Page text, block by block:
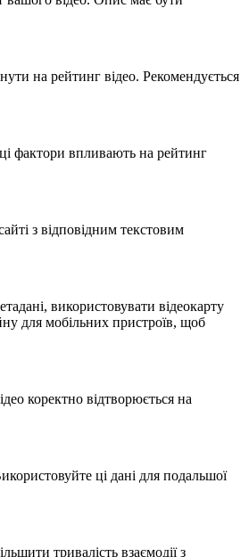
на рейтинг відео. Рекомендується
ці фактори впливають на рейтинг
з відповідним текстовим
використовувати відеокарту
для мобільних пристроїв, щоб
коректно відтворюється на
ці дані для подальшої
тривалість взаємодії з